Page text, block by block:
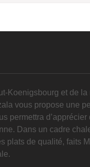
Koenigsbourg et de la
vous propose une
permettra d’apprécier
Dans un cadre
plats de qualité, faits